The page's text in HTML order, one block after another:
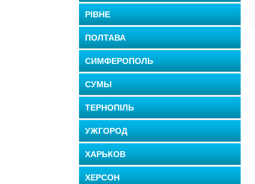
РІВНЕ
ПОЛТАВА
СИМФЕРОПОЛЬ
СУМЫ
ТЕРНОПІЛЬ
УЖГОРОД
ХАРЬКОВ
ХЕРСОН